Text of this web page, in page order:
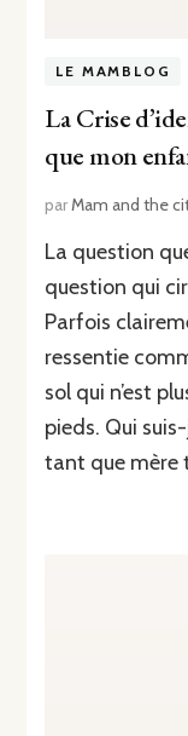
LE MAMBLOG
La Crise
que mon
parMam and the
La question
question qui
Parfois
ressentie
sol qui n’est
pieds. Qui
tant que mère